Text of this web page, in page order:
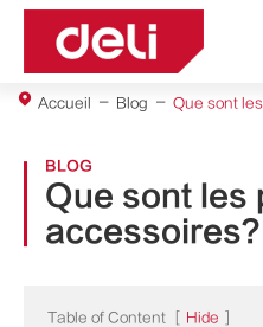
Accueil Blog Que sont
BLOG
Que sont les
accessoires?
Table of Content Hide